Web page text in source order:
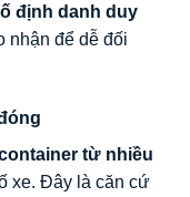
định danh duy
nhận để dễ đối
từ nhiều
xe. Đây là căn cứ